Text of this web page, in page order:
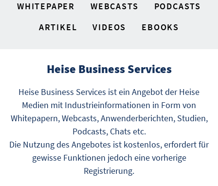
WHITEPAPER WEBCASTS
PODCASTS
ARTIKEL
VIDEOS EBOOKS
Heise Business Services
Heise Business Services ist ein Angebot der Heise
Medien mit Industrieinformationen in Form von
Whitepapern, Webcasts, Anwenderberichten, Studien,
Podcasts, Chats etc.
Die Nutzung des Angebotes ist kostenlos, erfordert für
gewisse Funktionen jedoch eine vorherige
Registrierung.